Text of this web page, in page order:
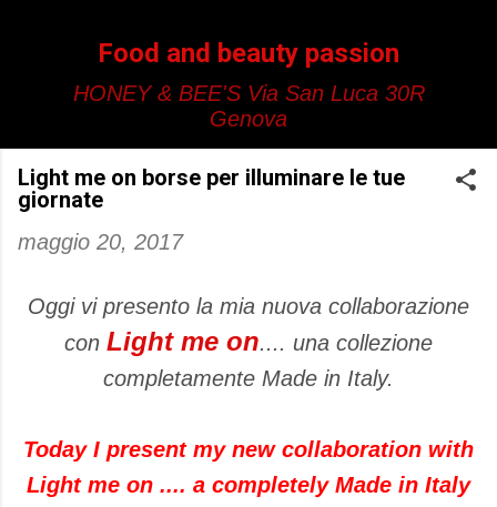
Food and beauty passion
HONEY & BEE'S Via San Luca 30R
Genova
Light me on borse per illuminare le tue
giornate
maggio 20, 2017
Oggi vi presento la mia nuova collaborazione
con Light me on.... una collezione
completamente Made in Italy.
Today I present my new collaboration with
Light me on .... a completely Made in Italy